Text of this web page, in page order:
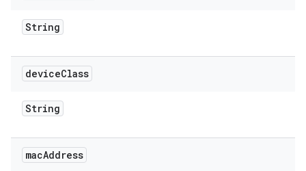
String
deviceClass
String
macAddress